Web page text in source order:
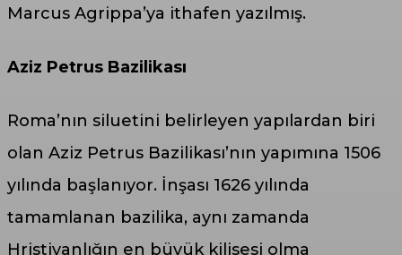
Marcus Agrippa’ya ithafen yazılmış.
Aziz Petrus Bazilikası
Roma’nın siluetini belirleyen yapılardan biri
olan Aziz Petrus Bazilikası’nın yapımına 1506
yılında başlanıyor. İnşası 1626 yılında
tamamlanan bazilika, aynı zamanda
Hristiyanlığın en büyük kilisesi olma